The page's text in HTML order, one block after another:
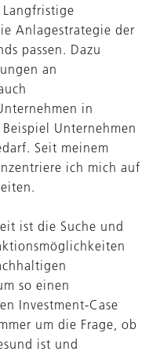
Anlagestrategie der
passen. Dazu
an
in
Unternehmen
Seit meinem
ich mich auf
ist die Suche und
so einen
Investment-Case
um die Frage, ob
ist und